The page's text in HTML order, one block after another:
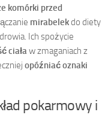
komórki przed
mirabelekdo diety
Ich spożycie
ciaław zmaganiach z
opóźniać oznaki
pokarmowy i